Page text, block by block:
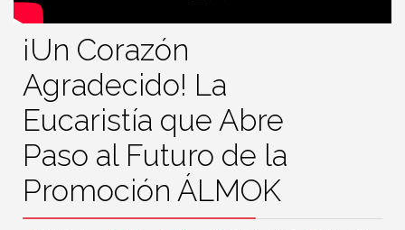
¡Un Corazón
Agradecido! La
Eucaristía que Abre
Paso al Futuro de la
Promoción ÁLMOK